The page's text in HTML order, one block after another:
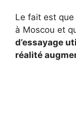
Le fait est
à Moscou et
d’essayage
réalité